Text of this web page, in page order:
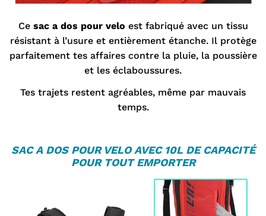
Ce sac a dos pour velo est fabriqué avec un tissu
résistant à l’usure et entièrement étanche. Il protège
parfaitement tes affaires contre la pluie, la poussière
et les éclaboussures.
Tes trajets restent agréables, même par mauvais
temps.
SAC A DOS POUR VELOAVEC 10L DE CAPACITÉ
POUR TOUT EMPORTER